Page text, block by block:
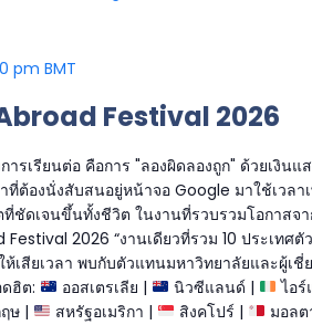
Strategic
for
Your
Future
pm BMT
Festival 2026
รเรียนต่อ คือการ "ลองผิดลองถูก" ด้วยเงินแ
ต้องนั่งสับสนอยู่หน้าจอ Google มาใช้เวลาเ
ชัดเจนขึ้นทั้งชีวิต ในงานที่รวบรวมโอกาสจ
2026 “งานเดียวที่รวม 10 ประเทศตั
ห้เสียเวลา พบกับตัวแทนมหาวิทยาลัยและผู้เชี่
ฮิต:
ออสเตรเลีย | นิวซีแลนด์ | ไอ
ษ | สหรัฐอเมริกา | สิงคโปร์ | มอลต